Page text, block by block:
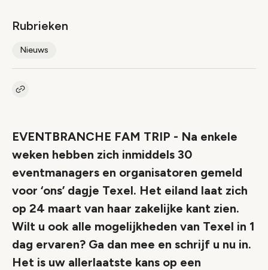
Rubrieken
Nieuws
Kopieer link naar artikel
EVENTBRANCHE FAM TRIP - Na enkele
weken hebben zich inmiddels 30
eventmanagers en organisatoren gemeld
voor ‘ons’ dagje Texel. Het eiland laat zich
op 24 maart van haar zakelijke kant zien.
Wilt u ook alle mogelijkheden van Texel in 1
dag ervaren? Ga dan mee en schrijf u nu in.
Het is uw allerlaatste kans op een